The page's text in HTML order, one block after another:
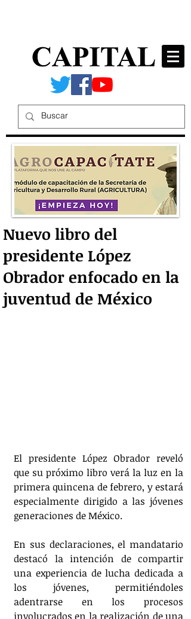
Nuevo libro del
presidente López
Obrador enfocado en la
juventud de México
El presidente López Obrador reveló
que su próximo libro verá la luz en la
primera quincena de febrero, y estará
especialmente dirigido a las jóvenes
generaciones de México.
En sus declaraciones, el mandatario
destacó la intención de compartir
una experiencia de lucha dedicada a
los jóvenes, permitiéndoles
adentrarse en los procesos
involucrados en la realización de una